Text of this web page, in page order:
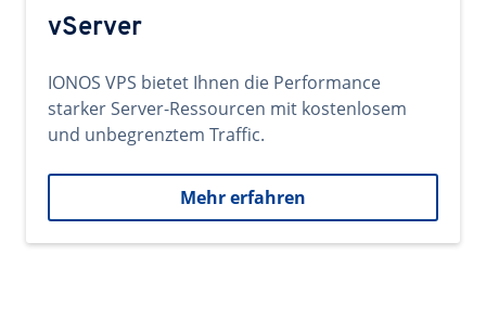
vServer
IONOS VPS bietet Ihnen die Performance
starker Server-Ressourcen mit kostenlosem
und unbegrenztem Traffic.
Mehr erfahren